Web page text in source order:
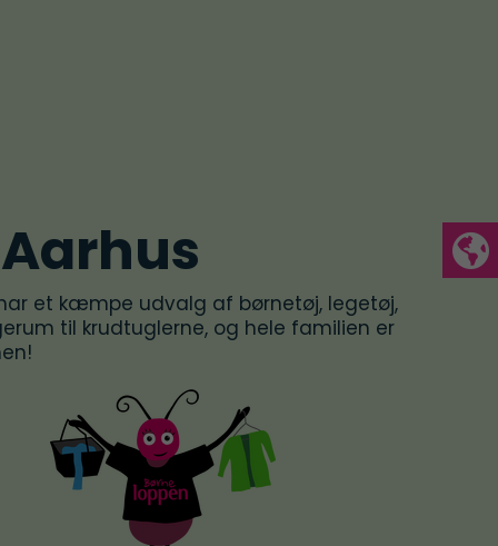
et kæmpe udvalg af børnetøj, legetøj,
til krudtuglerne, og hele familien er